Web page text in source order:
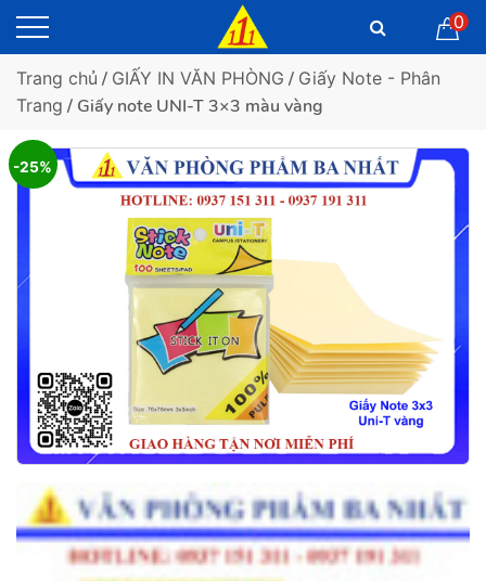
0
Trang chủ / GIẤY IN VĂN PHÒNG / Giấy Note - Phân
Trang / Giấy note UNI-T 3×3 màu vàng
-25%